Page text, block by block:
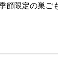
限定の巣ご